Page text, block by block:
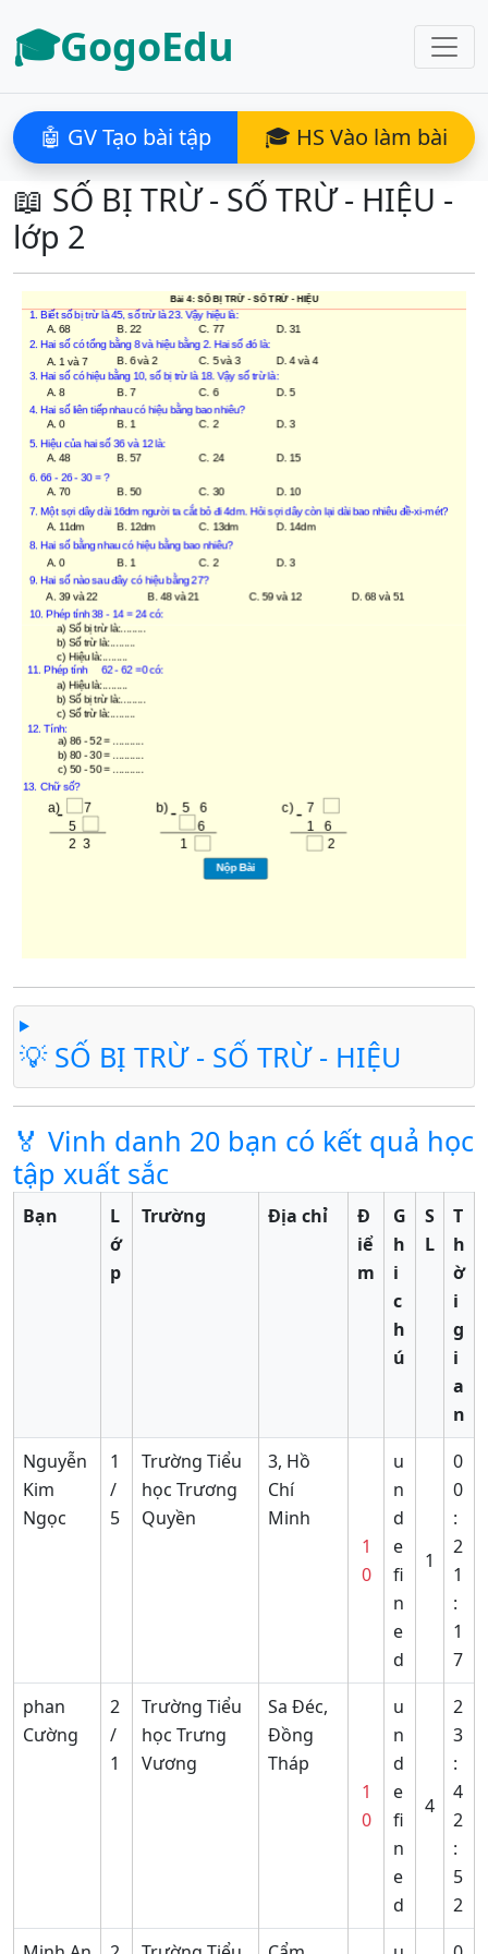
🎓GogoEdu
🤖 GV Tạo bài tập 🎓 HS Vào làm bài
📖 SỐ BỊ TRỪ - SỐ TRỪ - HIỆU -
lớp 2
💡 SỐ BỊ TRỪ - SỐ TRỪ - HIỆU
🏅 Vinh danh 20 bạn có kết quả học
tập xuất sắc
Bạn
L
ớ
p
Trường Địa chỉ
Đ
iể
m
G
h
i
c
h
ú
S
L
T
h
ờ
i
g
i
a
n
Nguyễn
Kim
Ngọc
1
/
5
Trường Tiểu
học Trương
Quyền
3, Hồ
Chí
Minh
1
0
u
n
d
e
fi
n
e
d
1
0
0
:
2
1
:
1
7
phan
Cường
2
/
1
Trường Tiểu
học Trưng
Vương
Sa Đéc,
Đồng
Tháp
1
0
u
n
d
e
fi
n
e
d
4
2
3
:
4
2
:
5
2